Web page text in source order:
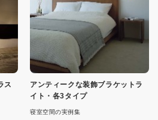
ス
アンティークな装飾ブラケットラ
イト・各3タイプ
寝室空間の実例集